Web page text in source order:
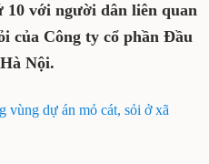
với người dân liên quan
của Công ty cổ phần Đầu
Nội.
dự án mỏ cát, sỏi ở xã